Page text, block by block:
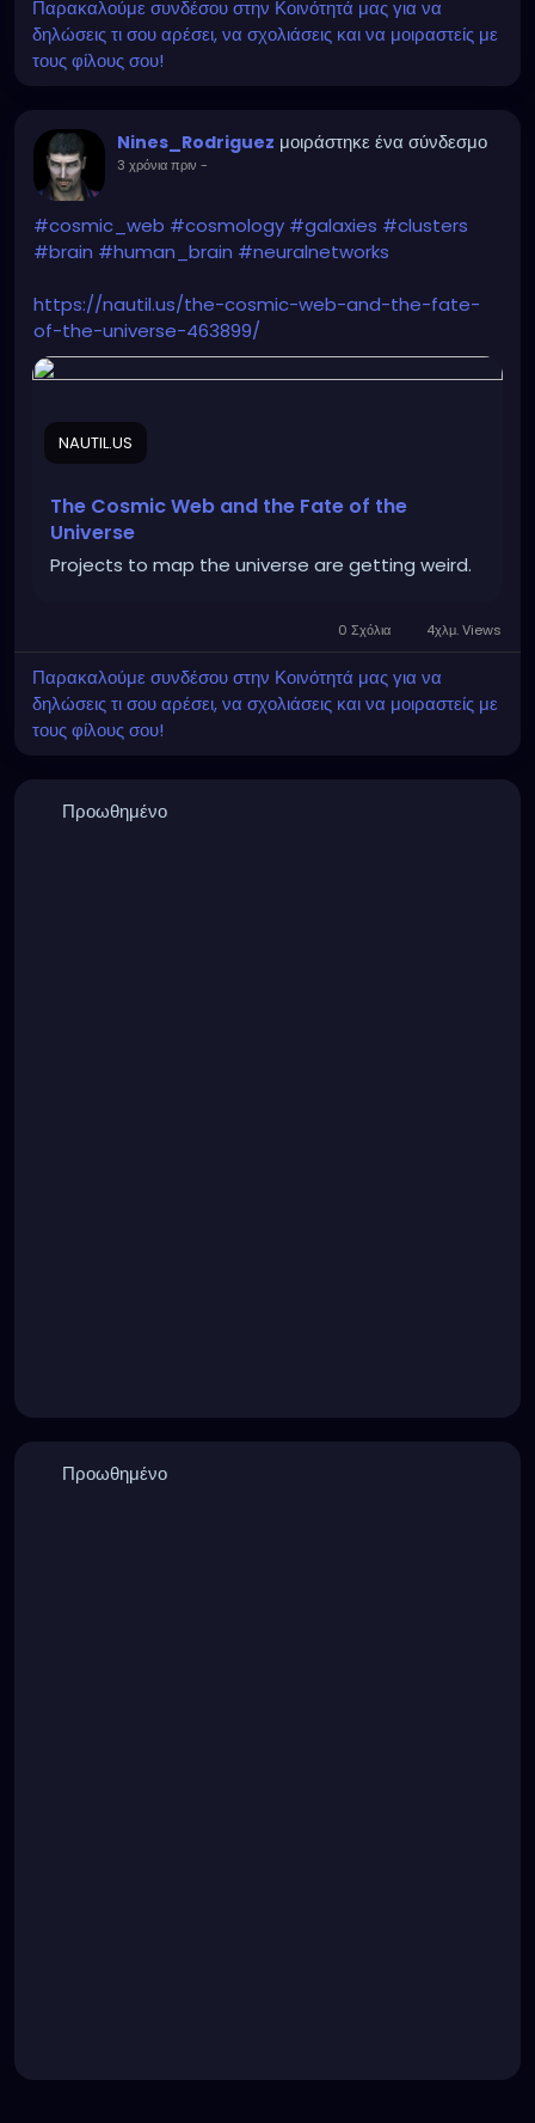
Παρακαλούμε συνδέσου στην Κοινότητά μας για να
δηλώσεις τι σου αρέσει, να σχολιάσεις και να μοιραστείς με
τους φίλους σου!
Nines_Rodriguez μοιράστηκε ένα σύνδεσμο
3 χρόνια πριν -
#cosmic_web #cosmology #galaxies #clusters
#brain #human_brain #neuralnetworks
https://nautil.us/the-cosmic-web-and-the-fate-
of-the-universe-463899/
NAUTIL.US
The Cosmic Web and the Fate of the
Universe
Projects to map the universe are getting weird.
0 Σχόλια 4χλμ. Views
Παρακαλούμε συνδέσου στην Κοινότητά μας για να
δηλώσεις τι σου αρέσει, να σχολιάσεις και να μοιραστείς με
τους φίλους σου!
Προωθημένο
Προωθημένο